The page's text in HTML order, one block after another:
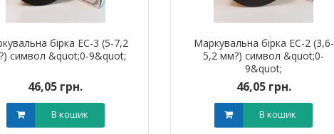
бірка ЕС-3 (5-7,2
символ &quot;0-9&quot;
46,05 грн.
В кошик
Маркувальна бірка ЕС-2 (3,6-
5,2 мм?) символ &quot;0-
9&quot;
46,05 грн.
В кошик